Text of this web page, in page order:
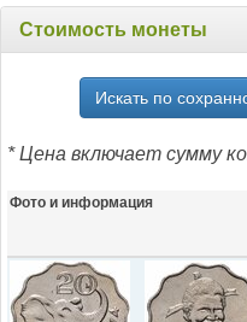
Стоимость монеты
Искать по
* Цена включает сумму
Фото и информация